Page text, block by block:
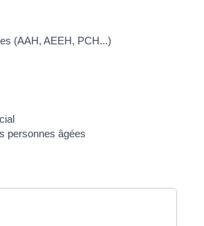
(AAH, AEEH, PCH...)
personnes âgées